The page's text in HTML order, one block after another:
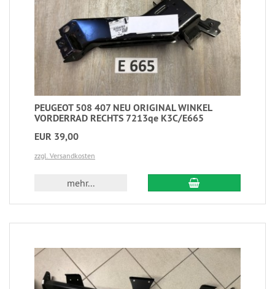
PEUGEOT 508 407 NEU ORIGINAL WINKEL
VORDERRAD RECHTS 7213qe K3C/E665
EUR 39,00
zzgl. Versandkosten
mehr...